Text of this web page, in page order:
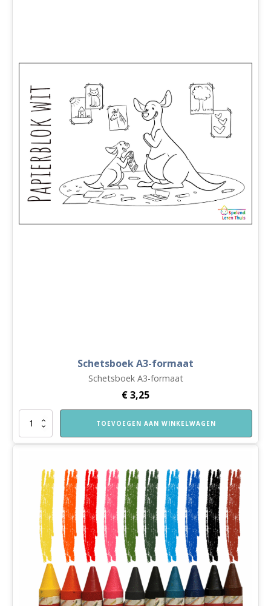
Schetsboek A3-formaat
Schetsboek A3-formaat
€3,25
Schetsboek
formaat
TOEVOEGEN AAN WINKELWAGEN